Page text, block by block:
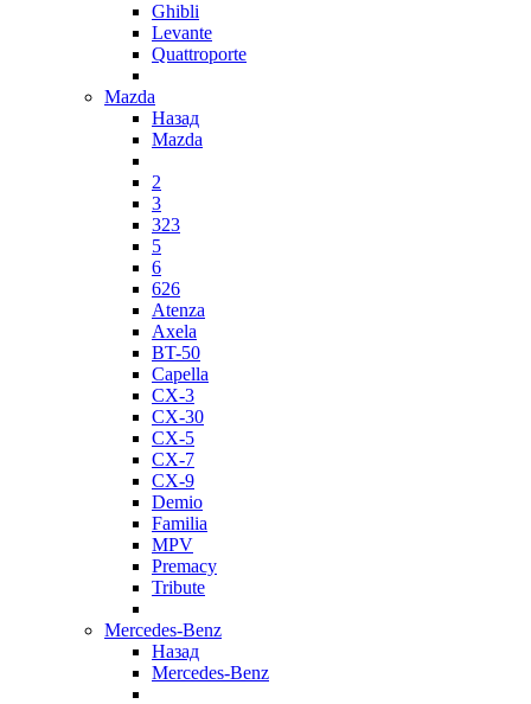
Ghibli
Levante
Quattroporte
Mazda
Назад
Mazda
2
3
323
5
6
626
Atenza
Axela
BT-50
Capella
CX-3
CX-30
CX-5
CX-7
CX-9
Demio
Familia
MPV
Premacy
Tribute
Mercedes-Benz
Назад
Mercedes-Benz